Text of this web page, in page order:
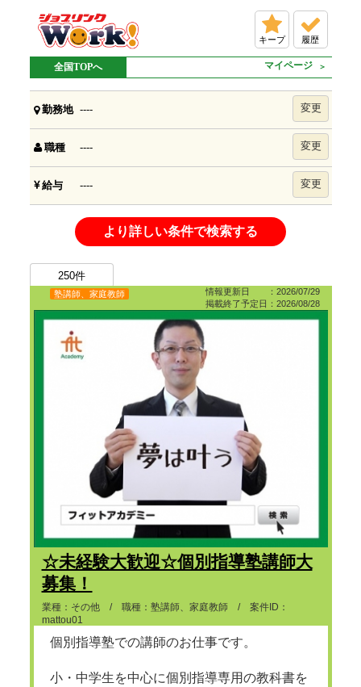
キープ 履歴
全国TOPへ マイページ
勤務地 ---- 変更
職種 ---- 変更
給与 ---- 変更
より詳しい条件で検索する
250件
情報更新日 ：2026/07/29
掲載終了予定日：2026/08/28
塾講師、家庭教師
☆未経験大歓迎☆個別指導塾講師大
募集！
業種：その他 / 職種：塾講師、家庭教師 / 案件ID：
mattou01
個別指導塾での講師のお仕事です。
小・中学生を中心に個別指導専用の教科書を